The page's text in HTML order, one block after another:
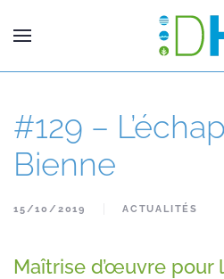
#129 –
Bienne
15/10/2019 ACTUALITÉS
Maîtrise d’œuvre pour